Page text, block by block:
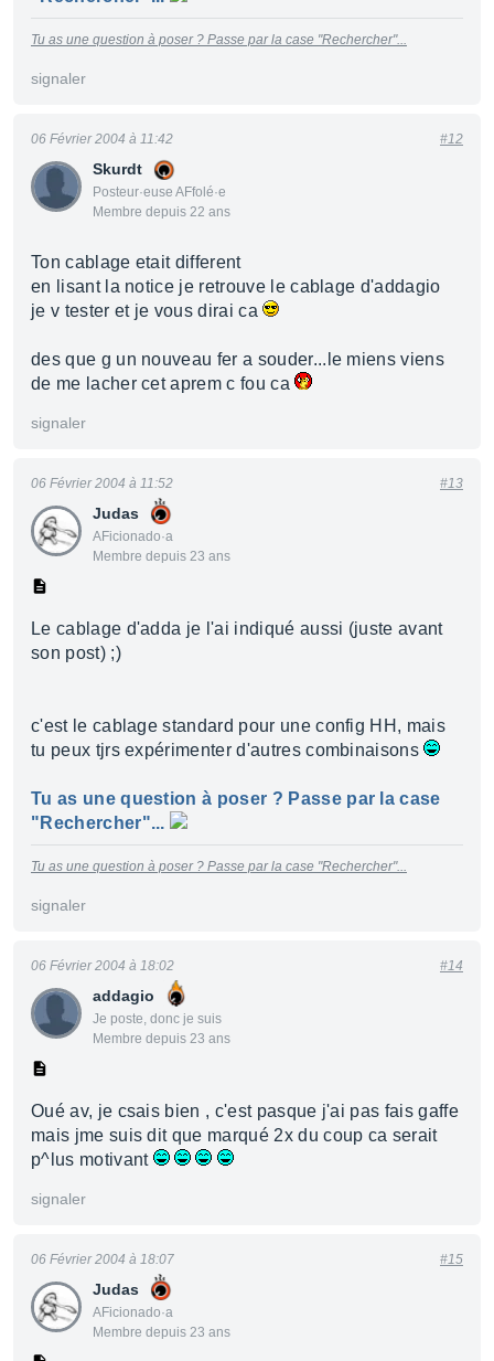
Tu as une question à poser ? Passe par la case "Rechercher"...
signaler
Skurdt
Posteur·euse AFfolé·e
Membre depuis 22 ans
06 Février 2004 à 11:42 #12
Ton cablage etait different
en lisant la notice je retrouve le cablage d'addagio
je v tester et je vous dirai ca
des que g un nouveau fer a souder...le miens viens
de me lacher cet aprem c fou ca
signaler
Judas
AFicionado·a
Membre depuis 23 ans
06 Février 2004 à 11:52 #13
Le cablage d'adda je l'ai indiqué aussi (juste avant
son post) ;)
c'est le cablage standard pour une config HH, mais
tu peux tjrs expérimenter d'autres combinaisons
Tu as une question à poser ? Passe par la case
"Rechercher"...
Tu as une question à poser ? Passe par la case "Rechercher"...
signaler
addagio
Je poste, donc je suis
Membre depuis 23 ans
06 Février 2004 à 18:02 #14
Oué av, je csais bien , c'est pasque j'ai pas fais gaffe
mais jme suis dit que marqué 2x du coup ca serait
p^lus motivant
signaler
Judas
AFicionado·a
Membre depuis 23 ans
06 Février 2004 à 18:07 #15